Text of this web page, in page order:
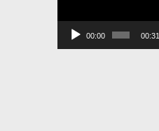
00:00 00:31